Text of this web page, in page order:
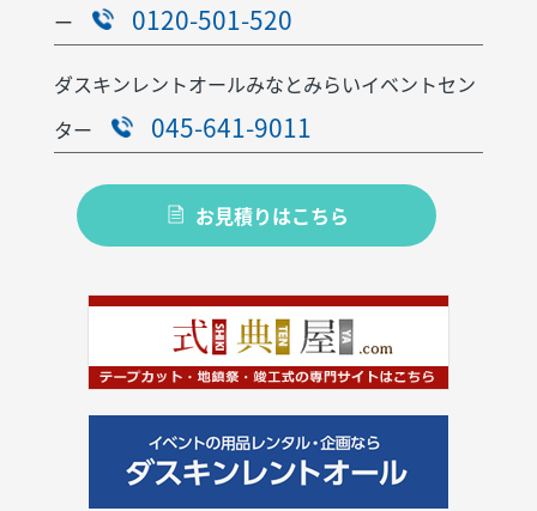
ー
0120-501-520
ダスキンレントオールみなとみらいイベントセン
ター
045-641-9011
お見積りはこちら